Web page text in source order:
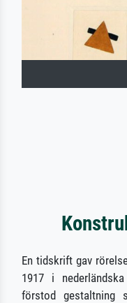
En tidskrift gav
1917 i
förstod gestaltning